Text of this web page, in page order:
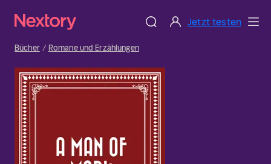
Jetzt testen
Bücher Romane und Erzählungen